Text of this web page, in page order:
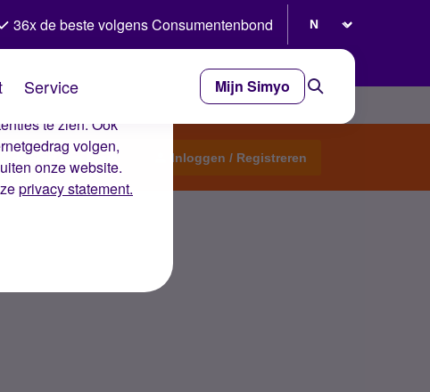
je ervaring op de
te zien. Ook
volgen,
onze website.
privacy statement.
36x de beste volgens Consumentenbond
Service Mijn Simyo
Start een topic Inloggen / Registreren